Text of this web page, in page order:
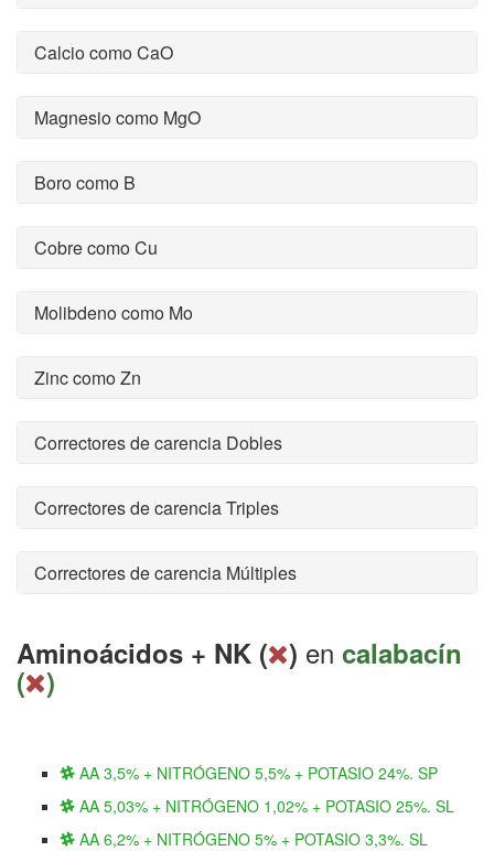
Calcio como CaO
Magnesio como MgO
Boro como B
Cobre como Cu
Molibdeno como Mo
Zinc como Zn
Correctores de carencia Dobles
Correctores de carencia Triples
Correctores de carencia Múltiples
Aminoácidos + NK ( ) en calabacín
( )
AA 3,5% + NITRÓGENO 5,5% + POTASIO 24%. SP
AA 5,03% + NITRÓGENO 1,02% + POTASIO 25%. SL
AA 6,2% + NITRÓGENO 5% + POTASIO 3,3%. SL